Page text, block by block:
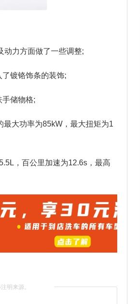
动力方面做了一些调整;
镀铬饰条的装饰;
储物格;
大功率为85kW，最大扭矩为1
，百公里加速为12.6s，最高
明来源。